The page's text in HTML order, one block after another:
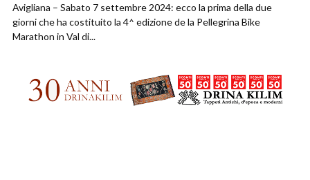
Avigliana – Sabato 7 settembre 2024: ecco la prima della due
giorni che ha costituito la 4^ edizione de la Pellegrina Bike
Marathon in Val di...